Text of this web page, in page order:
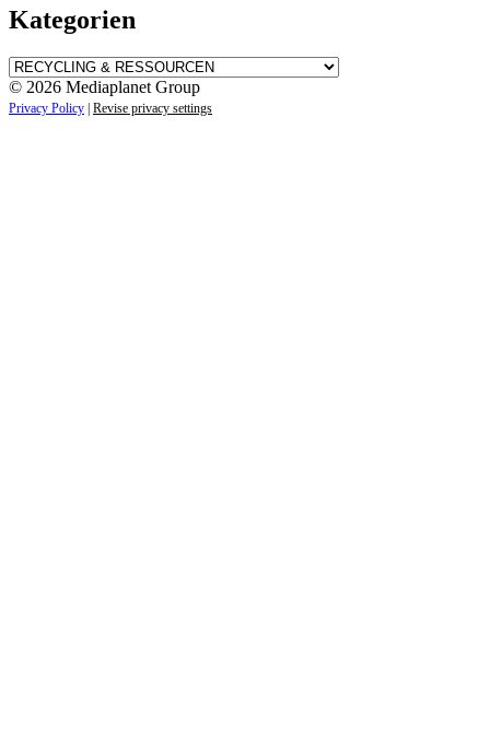
Kategorien
Kategorien
© 2026 Mediaplanet Group
Privacy Policy | Revise privacy settings